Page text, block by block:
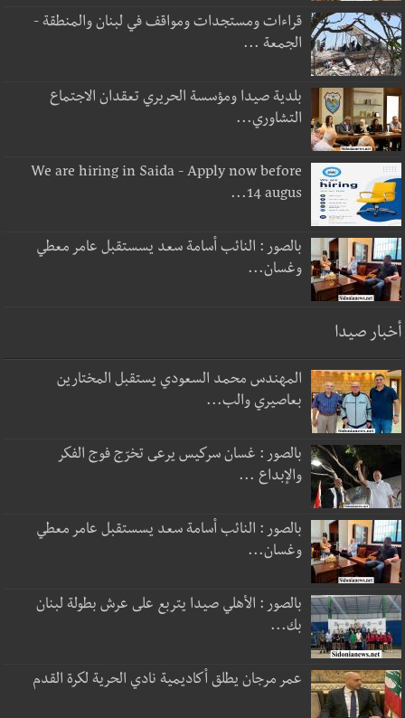
قراءات ومستجدات ومواقف في لبنان والمنطقة -
الجمعة ...
بلدية صيدا ومؤسسة الحريري تعقدان الاجتماع
التشاوري...
We are hiring in Saida - Apply now before
14 augus...
بالصور : النائب أسامة سعد يسستقبل عامر معطي
وغسان...
أخبار صيدا
المهندس محمد السعودي يستقبل المختارين
بعاصيري والب...
بالصور : غسان سركيس يرعى تخرّج فوج الفكر
والإبداع ...
بالصور : النائب أسامة سعد يسستقبل عامر معطي
وغسان...
بالصور : الأهلي صيدا يتربع على عرش بطولة لبنان
بك...
عمر مرجان يطلق أكاديمية نادي الحرية لكرة القدم